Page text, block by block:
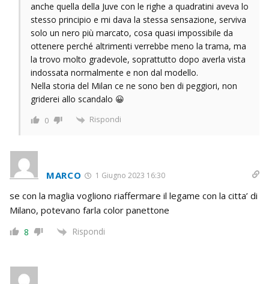
anche quella della Juve con le righe a quadratini aveva lo
stesso principio e mi dava la stessa sensazione, serviva
solo un nero più marcato, cosa quasi impossibile da
ottenere perché altrimenti verrebbe meno la trama, ma
la trovo molto gradevole, soprattutto dopo averla vista
indossata normalmente e non dal modello.
Nella storia del Milan ce ne sono ben di peggiori, non
griderei allo scandalo 😀
0 Rispondi
MARCO 1 Giugno 2023 16:30
se con la maglia vogliono riaffermare il legame con la citta’ di
Milano, potevano farla color panettone
8 Rispondi